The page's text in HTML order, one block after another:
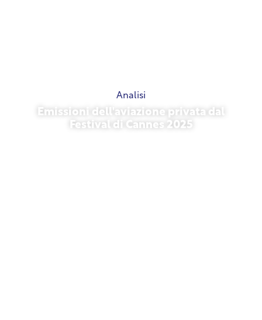
Analisi
Emissioni dell'aviazione privata dal
Festival di Cannes 2025